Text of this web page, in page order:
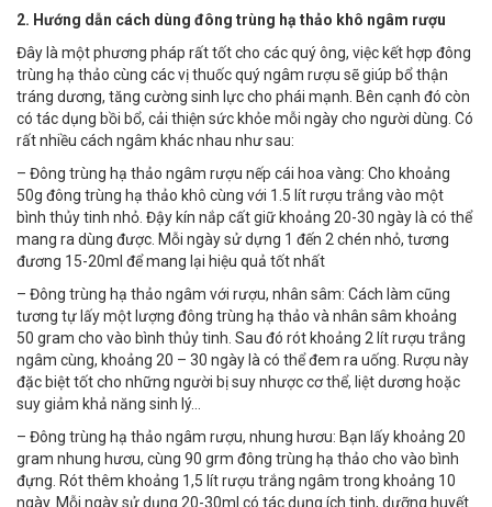
2. Hướng dẫn cách dùng đông trùng hạ thảo khô ngâm rượu
Đây là một phương pháp rất tốt cho các quý ông, việc kết hợp đông
trùng hạ thảo cùng các vị thuốc quý ngâm rượu sẽ giúp bổ thận
tráng dương, tăng cường sinh lực cho phái mạnh. Bên cạnh đó còn
có tác dụng bồi bổ, cải thiện sức khỏe mỗi ngày cho người dùng. Có
rất nhiều cách ngâm khác nhau như sau:
– Đông trùng hạ thảo ngâm rượu nếp cái hoa vàng: Cho khoảng
50g đông trùng hạ thảo khô cùng với 1.5 lít rượu trắng vào một
bình thủy tinh nhỏ. Đậy kín nắp cất giữ khoảng 20-30 ngày là có thể
mang ra dùng được. Mỗi ngày sử dựng 1 đến 2 chén nhỏ, tương
đương 15-20ml để mang lại hiệu quả tốt nhất
– Đông trùng hạ thảo ngâm với rượu, nhân sâm: Cách làm cũng
tương tự lấy một lượng đông trùng hạ thảo và nhân sâm khoảng
50 gram cho vào bình thủy tinh. Sau đó rót khoảng 2 lít rượu trắng
ngâm cùng, khoảng 20 – 30 ngày là có thể đem ra uống. Rượu này
đặc biệt tốt cho những người bị suy nhược cơ thể, liệt dương hoặc
suy giảm khả năng sinh lý…
– Đông trùng hạ thảo ngâm rượu, nhung hươu: Bạn lấy khoảng 20
gram nhung hươu, cùng 90 grm đông trùng hạ thảo cho vào bình
đựng. Rót thêm khoảng 1,5 lít rượu trắng ngâm trong khoảng 10
ngày. Mỗi ngày sử dụng 20-30ml có tác dụng ích tinh, dưỡng huyết